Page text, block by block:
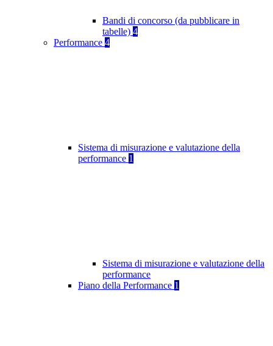
Bandi di concorso (da pubblicare in
tabelle) 4
Performance 4
Sistema di misurazione e valutazione della
performance 1
Sistema di misurazione e valutazione della
performance
Piano della Performance 1